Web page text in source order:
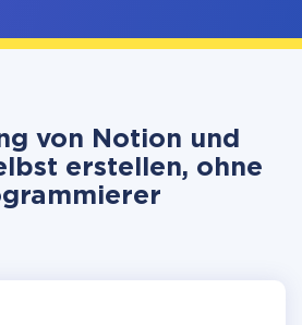
von Notion und
erstellen, ohne